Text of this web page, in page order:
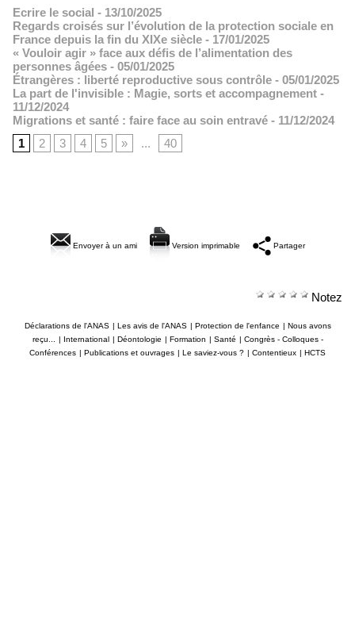
Ecrire le social - 13/10/2025
Regards croisés sur l’évolution de la protection sociale en
France depuis la fin du XIXe siècle - 17/01/2025
« Vouloir agir » face aux défis de l’alimentation des
personnes âgées - 05/01/2025
Étrangères : liberté reproductive sous contrôle - 05/01/2025
La part de l'invisible : Magie, sorts et accompagnement -
11/12/2024
Migrations et santé : faire face au soin entravé - 11/12/2024
1
2 3 4 5 » ... 40
Envoyer à un ami Version imprimable Partager
Notez
Déclarations de l'ANAS | Les avis de l'ANAS | Protection de l'enfance | Nous avons
reçu...
| International | Déontologie | Formation | Santé | Congrès - Colloques -
Conférences | Publications et ouvrages | Le saviez-vous ? | Contentieux | HCTS